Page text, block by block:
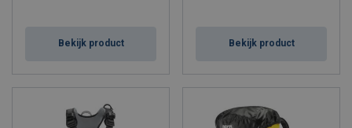
Bekijk product Bekijk product